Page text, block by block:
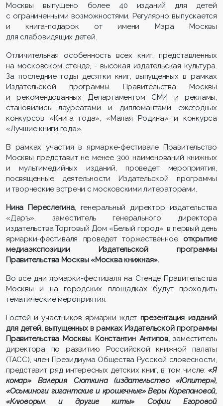
Москвы выпущено более 40 изданий для детей
с ограниченными возможностями. Регулярно выпускается
и книга-подарок от имени Мэра Москвы
для слабовидящих детей.
Отличительная особенность всех книг, представленных
на московском стенде, - высокая издательская культура.
За последние годы десятки книг, выпущенных в рамках
Издательской программы Правительства Москвы
и рекомендованных Департаментом СМИ и рекламы,
становились лауреатами и дипломантами ежегодных
конкурсов «Книга года», «Малая Родина» и конкурса
«Лучшие книги года».
В рамках участия в ярмарке-фестивале Правительство
Москвы представит не менее 300 наименований книжных
и мультимедийных изданий, проведет мероприятия,
посвященные деятельности Издательской программы
и творческие встречи с московскими литераторами.
Нина Переслегина, генеральный директор издательства
«Даръ», заместитель генерального директора
издательства Торговый Дом «Белый город», в первый день
ярмарки-фестиваля проведет торжественное открытие
медиаэкспозицииИздательской программы
Правительства Москвы «Москва книжная».
Во все дни ярмарки-фестиваля на Стенде Правительства
Москвы и на городских площадках будут проходить
тематические мероприятия.
Гостей и участников ярмарки ждет презентация изданий
для детей, выпущенных в рамках Издательской программы
Правительства Москвы. Константин Антипов,заместитель
директора по развитию Российской книжной палаты
(ТАСС), член Президиума Общества Русской словесности,
представит ряд интересных детских книг, в том числе:«Я
комар» Валерия Сюткина (издательство «Юпитер»),
«Осьминоги гигантские и крошечные» Веры Корепановой,
«Клюворыл и другие киты» Софии Егоровой